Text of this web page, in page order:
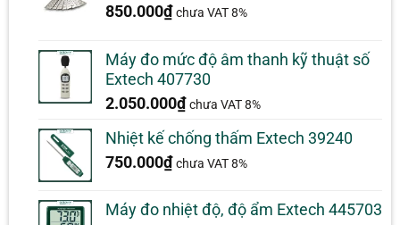
850.000₫ chưa VAT 8%
Máy đo mức độ âm thanh kỹ thuật số
Extech 407730
2.050.000₫ chưa VAT 8%
Nhiệt kế chống thấm Extech 39240
750.000₫ chưa VAT 8%
Máy đo nhiệt độ, độ ẩm Extech 445703